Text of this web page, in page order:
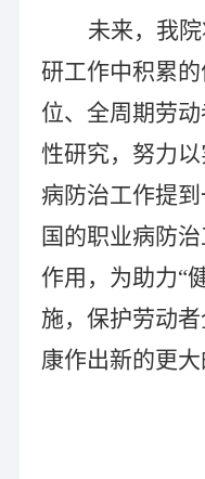
未来， 我
研工作中积累
位、全周期劳
性研究，努力
病防治工作提
国的职业病防
作用，为助力“
施，保护劳动
康作出新的更大